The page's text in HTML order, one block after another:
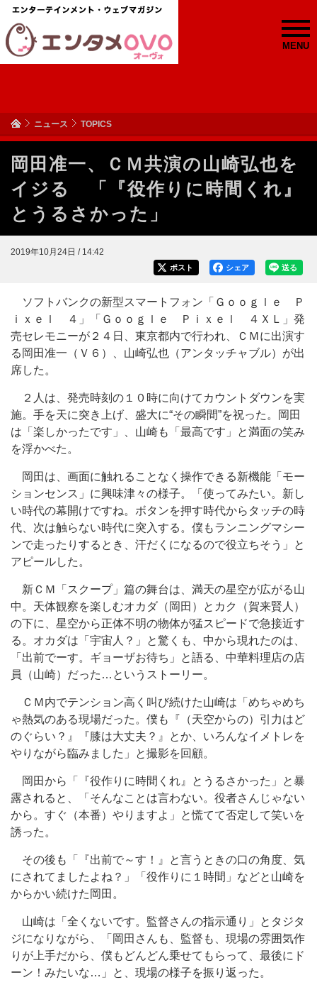
MENU
ニュース TOPICS
岡田准一、ＣＭ共演の山崎弘也を
イジる 「『役作りに時間くれ』
とうるさかった」
2019年10月24日 / 14:42
送る
シェア
ポスト
ソフトバンクの新型スマートフォン「Ｇｏｏｇｌｅ Ｐ
ｉｘｅｌ ４」「Ｇｏｏｇｌｅ Ｐｉｘｅｌ ４ＸＬ」発
売セレモニーが２４日、東京都内で行われ、ＣＭに出演す
る岡田准一（Ｖ６）、山崎弘也（アンタッチャブル）が出
席した。
２人は、発売時刻の１０時に向けてカウントダウンを実
施。手を天に突き上げ、盛大に“その瞬間”を祝った。岡田
は「楽しかったです」、山崎も「最高です」と満面の笑み
を浮かべた。
岡田は、画面に触れることなく操作できる新機能「モー
ションセンス」に興味津々の様子。「使ってみたい。新し
い時代の幕開けですね。ボタンを押す時代からタッチの時
代、次は触らない時代に突入する。僕もランニングマシー
ンで走ったりするとき、汗だくになるので役立ちそう」と
アピールした。
新ＣＭ「スクープ」篇の舞台は、満天の星空が広がる山
中。天体観察を楽しむオカダ（岡田）とカク（賀来賢人）
の下に、星空から正体不明の物体が猛スピードで急接近す
る。オカダは「宇宙人？」と驚くも、中から現れたのは、
「出前でーす。ギョーザお待ち」と語る、中華料理店の店
員（山崎）だった…というストーリー。
ＣＭ内でテンション高く叫び続けた山崎は「めちゃめち
ゃ熱気のある現場だった。僕も『（天空からの）引力はど
のぐらい？』『膝は大丈夫？』とか、いろんなイメトレを
やりながら臨みました」と撮影を回顧。
岡田から「『役作りに時間くれ』とうるさかった」と暴
露されると、「そんなことは言わない。役者さんじゃない
から。すぐ（本番）やりますよ」と慌てて否定して笑いを
誘った。
その後も「『出前で～す！』と言うときの口の角度、気
にされてましたよね？」「役作りに１時間」などと山崎を
からかい続けた岡田。
山崎は「全くないです。監督さんの指示通り」とタジタ
ジになりながら、「岡田さんも、監督も、現場の雰囲気作
りが上手だから、僕もどんどん乗せてもらって、最後にド
ーン！みたいな…」と、現場の様子を振り返った。